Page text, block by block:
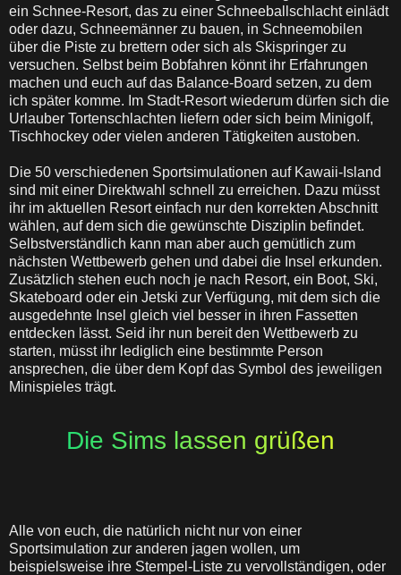
ein Schnee-Resort, das zu einer Schneeballschlacht einlädt
oder dazu, Schneemänner zu bauen, in Schneemobilen
über die Piste zu brettern oder sich als Skispringer zu
versuchen. Selbst beim Bobfahren könnt ihr Erfahrungen
machen und euch auf das Balance-Board setzen, zu dem
ich später komme. Im Stadt-Resort wiederum dürfen sich die
Urlauber Tortenschlachten liefern oder sich beim Minigolf,
Tischhockey oder vielen anderen Tätigkeiten austoben.
Die 50 verschiedenen Sportsimulationen auf Kawaii-Island
sind mit einer Direktwahl schnell zu erreichen. Dazu müsst
ihr im aktuellen Resort einfach nur den korrekten Abschnitt
wählen, auf dem sich die gewünschte Disziplin befindet.
Selbstverständlich kann man aber auch gemütlich zum
nächsten Wettbewerb gehen und dabei die Insel erkunden.
Zusätzlich stehen euch noch je nach Resort, ein Boot, Ski,
Skateboard oder ein Jetski zur Verfügung, mit dem sich die
ausgedehnte Insel gleich viel besser in ihren Fassetten
entdecken lässt. Seid ihr nun bereit den Wettbewerb zu
starten, müsst ihr lediglich eine bestimmte Person
ansprechen, die über dem Kopf das Symbol des jeweiligen
Minispieles trägt.
Die Sims lassen grüßen
Alle von euch, die natürlich nicht nur von einer
Sportsimulation zur anderen jagen wollen, um
beispielsweise ihre Stempel-Liste zu vervollständigen, oder